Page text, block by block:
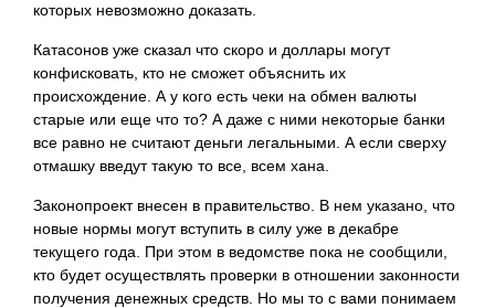
которых невозможно доказать.
Катасонов уже сказал что скоро и доллары могут
конфисковать, кто не сможет объяснить их
происхождение. А у кого есть чеки на обмен валюты
старые или еще что то? А даже с ними некоторые банки
все равно не считают деньги легальными. А если сверху
отмашку введут такую то все, всем хана.
Законопроект внесен в правительство. В нем указано, что
новые нормы могут вступить в силу уже в декабре
текущего года. При этом в ведомстве пока не сообщили,
кто будет осуществлять проверки в отношении законности
получения денежных средств. Но мы то с вами понимаем